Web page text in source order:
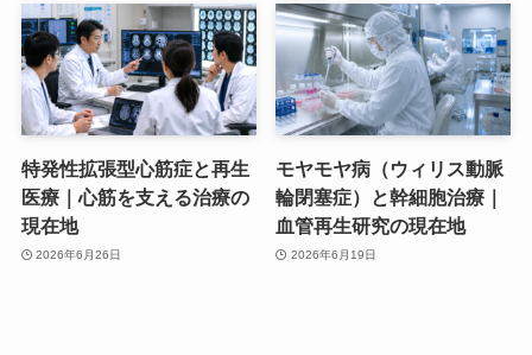
特発性拡張型心筋症と再生
医療｜心筋を支える治療の
現在地
2026年6月26日
モヤモヤ病（ウィリス動脈
輪閉塞症）と幹細胞治療｜
血管再生研究の現在地
2026年6月19日